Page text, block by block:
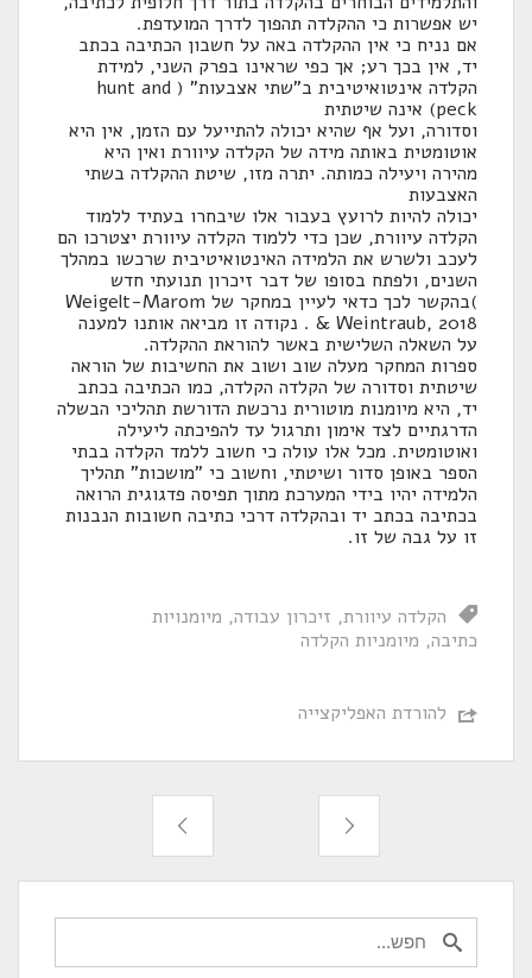
יש אפשרות כי ההקלדה תהפוך לדרך המועדפת.
אם נניח כי אין ההקלדה באה על חשבון הכתיבה בכתב
יד, אין בכך רע; אך כפי שראינו בפרק השני, למידת
הקלדה אינטואיטיבית ב"שתי אצבעות" ( hunt and
peck) אינה שיטתית
וסדורה, ועל אף שהיא יכולה להתייעל עם הזמן, אין היא
אוטומטית באותה מידה של הקלדה עיוורת ואין היא
מהירה ויעילה כמותה. יתרה מזו, שיטת ההקלדה בשתי
האצבעות
יכולה להיות לרועץ בעבור אלו שיבחרו בעתיד ללמוד
הקלדה עיוורת, שכן כדי ללמוד הקלדה עיוורת יצטרכו הם
לעכב ולשרש את הלמידה האינטואיטיבית שרכשו במהלך
השנים, ולפתח בסופו של דבר זיכרון תנועתי חדש
)בהקשר לכך כדאי לעיין במחקר של Weigelt-Marom
& Weintraub, 2018 . נקודה זו מביאה אותנו למענה
על השאלה השלישית באשר להוראת ההקלדה.
ספרות המחקר מעלה שוב ושוב את החשיבות של הוראה
שיטתית וסדורה של הקלדה הקלדה, כמו הכתיבה בכתב
יד, היא מיומנות מוטורית נרכשת הדורשת תהליכי הבשלה
הדרגתיים לצד אימון ותרגול עד להפיכתה ליעילה
ואוטומטית. מכל אלו עולה כי חשוב ללמד הקלדה בבתי
הספר באופן סדור ושיטתי, וחשוב כי "מושכות" תהליך
הלמידה יהיו בידי המערכת מתוך תפיסה פדגוגית הרואה
בכתיבה בכתב יד ובהקלדה דרכי כתיבה חשובות הנבנות
זו על גבה של זו.
הקלדה עיוורת זיכרון עבודה מיומנויות
כתיבה מיומניות הקלדה
להורדת האפליקצייה